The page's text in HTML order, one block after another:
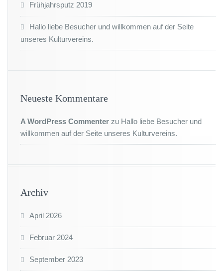
Frühjahrsputz 2019
Hallo liebe Besucher und willkommen auf der Seite
unseres Kulturvereins.
Neueste Kommentare
A WordPress Commenter zu Hallo liebe Besucher und
willkommen auf der Seite unseres Kulturvereins.
Archiv
April 2026
Februar 2024
September 2023